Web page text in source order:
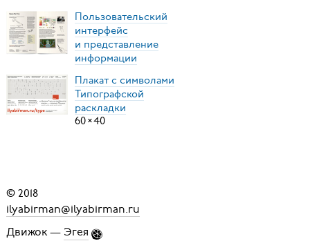
Пользовательский
интерфейс
и представление
информации
Плакат с символами
Типографской
раскладки
60×40
© 2018
ilyabirman@ilyabirman.ru
Движок — Эгея